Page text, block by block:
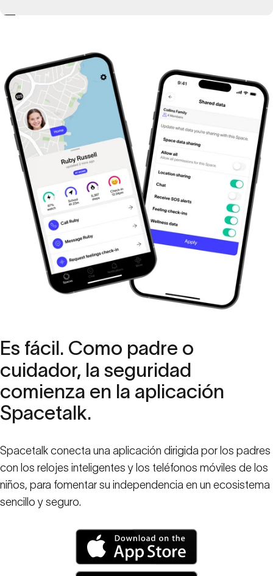
Es fácil. Como padre o
cuidador, la seguridad
comienza en la aplicación
Spacetalk.
Spacetalk conecta una aplicación dirigida por los padres
con los relojes inteligentes y los teléfonos móviles de los
niños, para fomentar su independencia en un ecosistema
sencillo y seguro.